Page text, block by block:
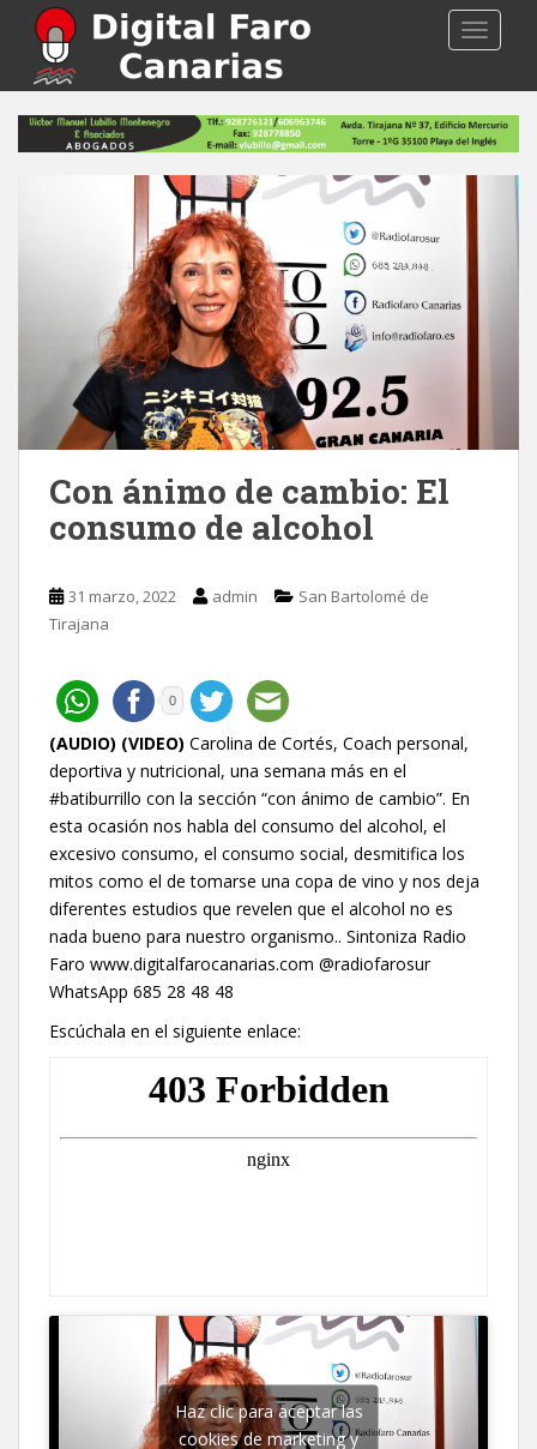
p
Con ánimo de cambio: El
consumo de alcohol
31 marzo, 2022 admin
San Bartolomé de
Tirajana
0
(AUDIO) (VIDEO) Carolina de Cortés, Coach personal,
deportiva y nutricional, una semana más en el
#batiburrillo con la sección “con ánimo de cambio”. En
esta ocasión nos habla del consumo del alcohol, el
excesivo consumo, el consumo social, desmitifica los
mitos como el de tomarse una copa de vino y nos deja
diferentes estudios que revelen que el alcohol no es
nada bueno para nuestro organismo.. Sintoniza Radio
Faro www.digitalfarocanarias.com @radiofarosur
WhatsApp 685 28 48 48
Escúchala en el siguiente enlace:
Haz clic para aceptar las
cookies de marketing y